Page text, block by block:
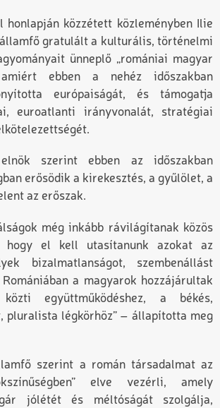
honlapján közzétett közleményben Ilie
gratulált a kulturális, történelmi
ünneplő „romániai magyar
amiért ebben a nehéz időszakban
európaiságát, és támogatja
euroatlanti irányvonalát, stratégiai
szerint ebben az időszakban
erősödik a kirekesztés, a gyűlölet, a
az erőszak.
még inkább rávilágítanak közös
hogy el kell utasítanunk azokat az
bizalmatlanságot, szembenállást
a magyarok hozzájárultak
együttműködéshez, a békés,
pluralista légkörhöz” – állapította meg
szerint a román társadalmat az
elve vezérli, amely
jólétét és méltóságát szolgálja,